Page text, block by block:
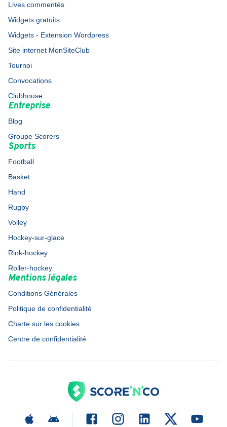
Lives commentés
Widgets gratuits
Widgets - Extension Wordpress
Site internet MonSiteClub
Tournoi
Convocations
Clubhouse
Entreprise
Blog
Groupe Scorers
Sports
Football
Basket
Hand
Rugby
Volley
Hockey-sur-glace
Rink-hockey
Roller-hockey
Mentions légales
Conditions Générales
Politique de confidentialité
Charte sur les cookies
Centre de confidentialité